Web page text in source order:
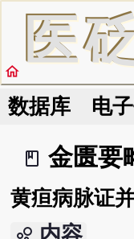
医
home
数据库 电
book_2
金匮要
黄疸病脉证
bubble_chart 内容